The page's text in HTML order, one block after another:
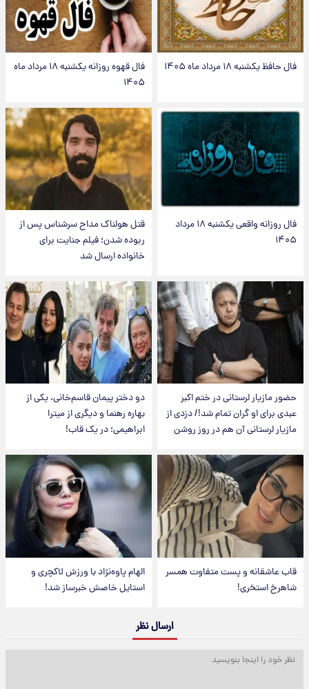
فال حافظ یکشنبه ۱۸ مرداد ماه ۱۴۰۵
فال قهوه روزانه یکشنبه ۱۸ مرداد ماه
۱۴۰۵
فال روزانه واقعی یکشنبه ۱۸ مرداد
۱۴۰۵
قتل هولناک مداح سرشناس پس از
ربوده شدن؛ فیلم جنایت برای
خانواده ارسال شد
حضور مازیار لرستانی در ختم اکبر
عبدی برای او گران تمام شد!/ دزدی از
مازیار لرستانی آن هم در روز روشن
دو دختر پیمان قاسم‌خانی، یکی از
بهاره رهنما و دیگری از میترا
ابراهیمی؛ در یک قاب!
قاب عاشقانه و پست متفاوت همسر
شاهرخ استخری!
الهام پاوه‌نژاد با ورزش لاکچری و
استایل خاصش خبرساز شد!
ارسال نظر